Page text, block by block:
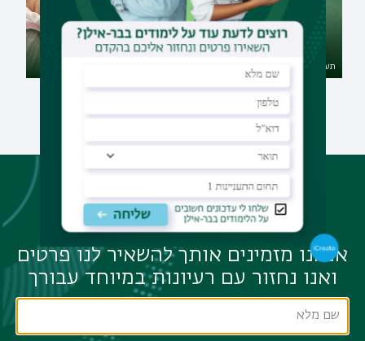
תעודת הוראה בצרפתית
לא מצאת את התוכנית
המתאימה לך?
אנחנו מזמינים אותך להשאיר לנו פרטים
ואנו נחזור עם רעיונות במיוחד עבורך